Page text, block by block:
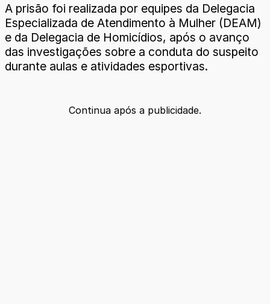
A prisão foi realizada por equipes da Delegacia
Especializada de Atendimento à Mulher (DEAM)
e da Delegacia de Homicídios, após o avanço
das investigações sobre a conduta do suspeito
durante aulas e atividades esportivas.
Continua após a publicidade.